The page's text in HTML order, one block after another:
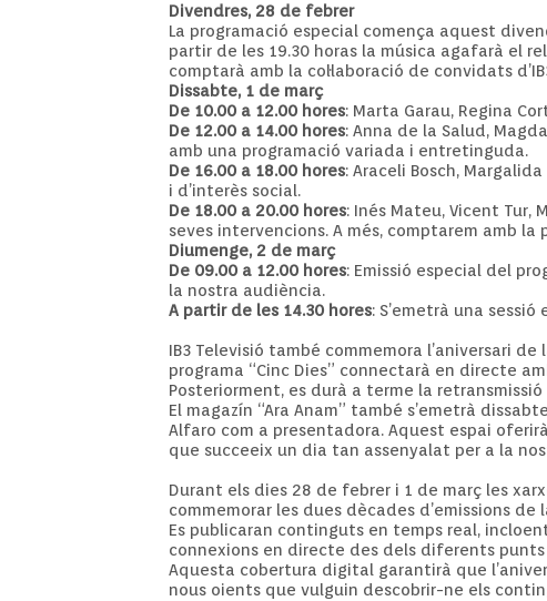
Divendres, 28 de febrer
La programació especial comença aquest
partir de les 19.30 horas la música agafarà el
comptarà amb la col·laboració de convidats
Dissabte, 1 de març
De 10.00 a 12.00 hores: Marta Garau, Regina
De 12.00 a 14.00 hores: Anna de la Salud,
amb una programació variada i entretinguda.
De 16.00 a 18.00 hores: Araceli Bosch,
i d’interès social.
De 18.00 a 20.00 hores: Inés Mateu, Vicent Tur,
seves intervencions. A més, comptarem amb la
Diumenge, 2 de març
De 09.00 a 12.00 hores: Emissió especial del
la nostra audiència.
A partir de les 14.30 hores: S’emetrà una
IB3 Televisió també commemora l’aniversari
programa “Cinc Dies” connectarà en directe
Posteriorment, es durà a terme la
El magazín “Ara Anam” també s’emetrà
Alfaro com a presentadora. Aquest espai
que succeeix un dia tan assenyalat per a la
Durant els dies 28 de febrer i 1 de març les
commemorar les dues dècades d’emissions de
Es publicaran continguts en temps real,
connexions en directe des dels diferents
Aquesta cobertura digital garantirà que
nous oients que vulguin descobrir-ne els